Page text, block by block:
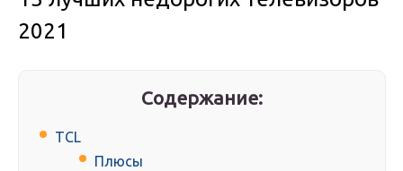
2021
Содержание:
TCL
Плюсы